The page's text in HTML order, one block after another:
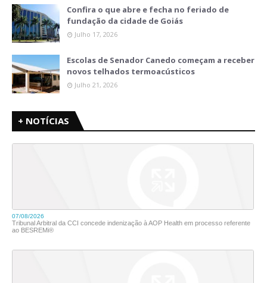
Confira o que abre e fecha no feriado de
fundação da cidade de Goiás
Julho 17, 2026
Escolas de Senador Canedo começam a receber
novos telhados termoacústicos
Julho 21, 2026
+ NOTÍCIAS